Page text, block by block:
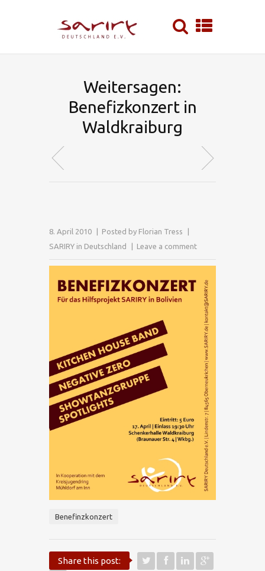
Weitersagen:
Benefizkonzert in
Waldkraiburg
8. April 2010 Posted by Florian Tress
SARIRY in Deutschland
Leave a comment
Benefinzkonzert
Share this post: